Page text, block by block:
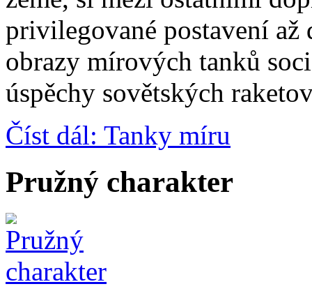
privilegované postavení
obrazy mírových tanků
úspěchy sovětských
Číst dál: Tanky míru
Pružný charakter